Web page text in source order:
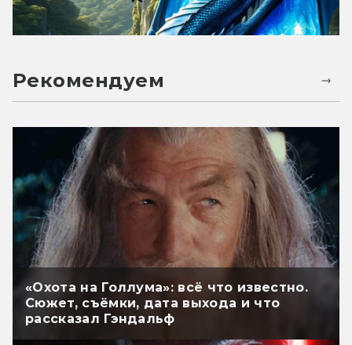
Рекомендуем
«Охота на Голлума»: всё что известно.
Сюжет, съёмки, дата выхода и что
рассказал Гэндальф